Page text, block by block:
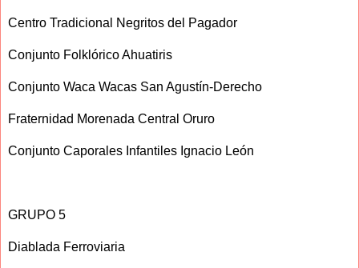
Centro Tradicional Negritos del Pagador
Conjunto Folklórico Ahuatiris
Conjunto Waca Wacas San Agustín-Derecho
Fraternidad Morenada Central Oruro
Conjunto Caporales Infantiles Ignacio León
GRUPO 5
Diablada Ferroviaria